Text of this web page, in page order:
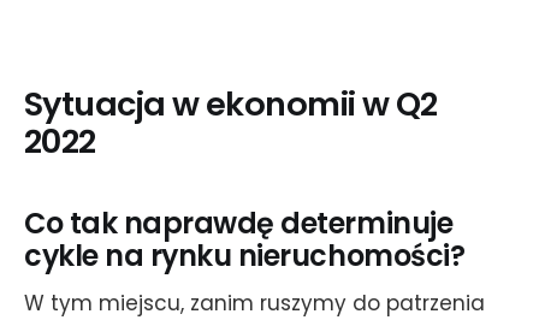
Sytuacja w ekonomii w Q2
2022
Co tak naprawdę determinuje
cykle na rynku nieruchomości?
W tym miejscu, zanim ruszymy do patrzenia